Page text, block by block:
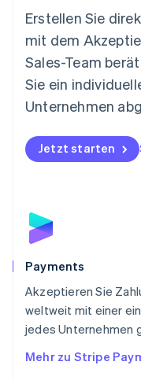
Erstellen Sie
mit dem
Sales-Team
Sie ein
Unternehmen
Jetzt starten
Payments
Akzeptieren Sie
weltweit mit einer
jedes Unternehmen
Mehr zu Stripe
English
Niederlande
Nederlands English
Norwegen
English
Österreich
Polen
English
Portugal
Schweden
Schweiz
Singapur
English简体中文
Slowakei
Slowenien